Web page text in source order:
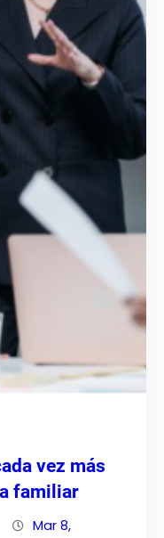
vez más
familiar
Mar 8,